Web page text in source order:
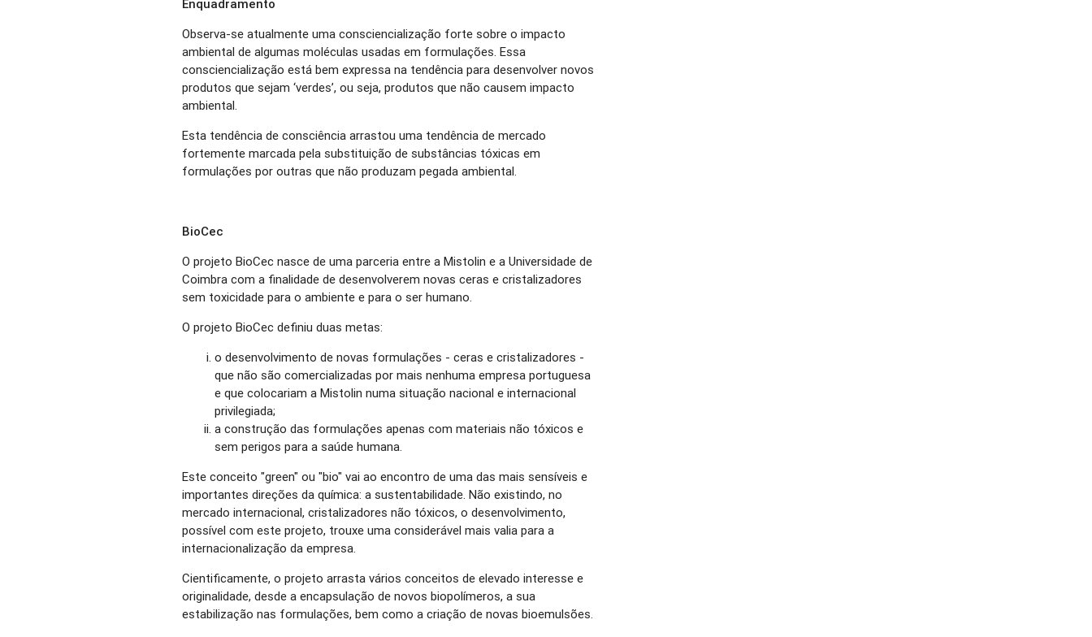
Enquadramento
Observa-se atualmente uma consciencialização forte sobre o impacto
ambiental de algumas moléculas usadas em formulações. Essa
consciencialização está bem expressa na tendência para desenvolver novos
produtos que sejam ‘verdes’, ou seja, produtos que não causem impacto
ambiental.
Esta tendência de consciência arrastou uma tendência de mercado
fortemente marcada pela substituição de substâncias tóxicas em
formulações por outras que não produzam pegada ambiental.
BioCec
O projeto BioCec nasce de uma parceria entre a Mistolin e a Universidade de
Coimbra com a finalidade de desenvolverem novas ceras e cristalizadores
sem toxicidade para o ambiente e para o ser humano.
O projeto BioCec definiu duas metas:
o desenvolvimento de novas formulações - ceras e cristalizadores -
que não são comercializadas por mais nenhuma empresa portuguesa
e que colocariam a Mistolin numa situação nacional e internacional
privilegiada;
a construção das formulações apenas com materiais não tóxicos e
sem perigos para a saúde humana.
Este conceito "green" ou "bio" vai ao encontro de uma das mais sensíveis e
importantes direções da química: a sustentabilidade. Não existindo, no
mercado internacional, cristalizadores não tóxicos, o desenvolvimento,
possível com este projeto, trouxe uma considerável mais valia para a
internacionalização da empresa.
Cientificamente, o projeto arrasta vários conceitos de elevado interesse e
originalidade, desde a encapsulação de novos biopolímeros, a sua
estabilização nas formulações, bem como a criação de novas bioemulsões.